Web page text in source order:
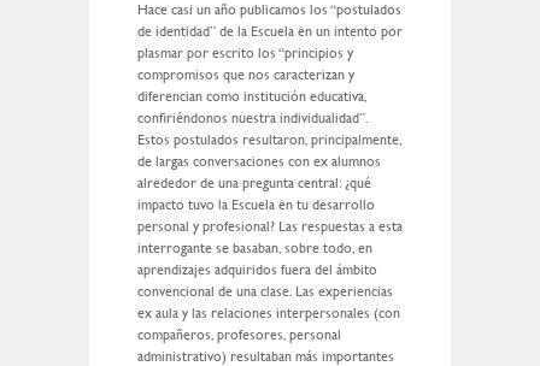
Hace casi un año publicamos los “postulados
de identidad” de la Escuela en un intento por
plasmar por escrito los “principios y
compromisos que nos caracterizan y
diferencian como institución educativa,
confiriéndonos nuestra individualidad”.
Estos postulados resultaron, principalmente,
de largas conversaciones con ex alumnos
alrededor de una pregunta central: ¿qué
impacto tuvo la Escuela en tu desarrollo
personal y profesional? Las respuestas a esta
interrogante se basaban, sobre todo, en
aprendizajes adquiridos fuera del ámbito
convencional de una clase. Las experiencias
ex aula y las relaciones interpersonales (con
compañeros, profesores, personal
administrativo) resultaban más importantes